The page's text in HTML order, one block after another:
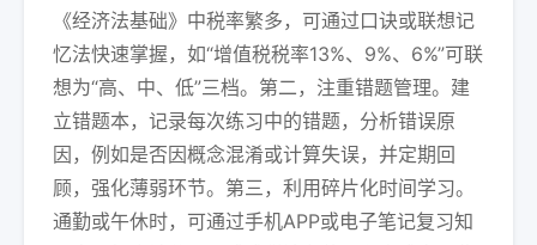
《经济法基础》中税率繁多，可通过口诀或联想记
忆法快速掌握，如“增值税税率13%、9%、6%”可联
想为“高、中、低”三档。第二，注重错题管理。建
立错题本，记录每次练习中的错题，分析错误原
因，例如是否因概念混淆或计算失误，并定期回
顾，强化薄弱环节。第三，利用碎片化时间学习。
通勤或午休时，可通过手机APP或电子笔记复习知